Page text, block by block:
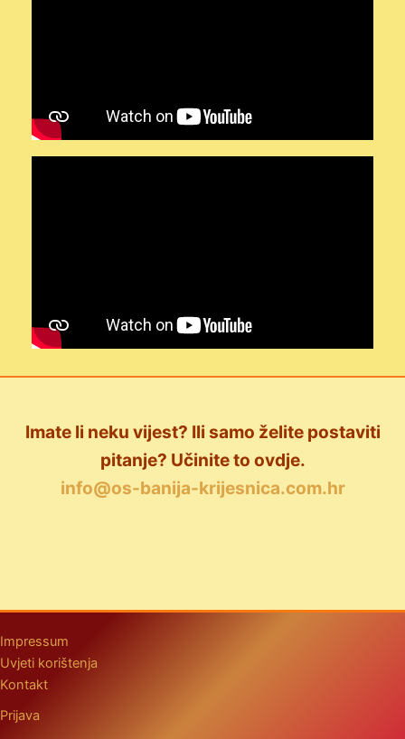
Imate li neku vijest? Ili samo želite postaviti
pitanje? Učinite to ovdje.
info@os-banija-krijesnica.com.hr
Impressum
Uvjeti korištenja
Kontakt
Prijava